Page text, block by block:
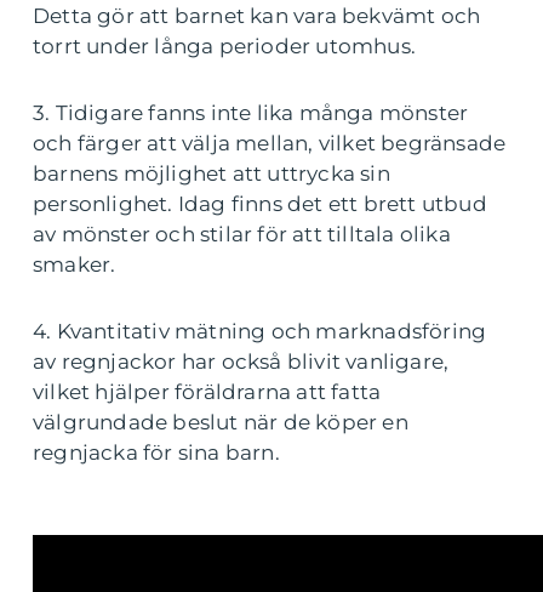
Detta gör att barnet kan vara bekvämt och
torrt under långa perioder utomhus.
3. Tidigare fanns inte lika många mönster
och färger att välja mellan, vilket begränsade
barnens möjlighet att uttrycka sin
personlighet. Idag finns det ett brett utbud
av mönster och stilar för att tilltala olika
smaker.
4. Kvantitativ mätning och marknadsföring
av regnjackor har också blivit vanligare,
vilket hjälper föräldrarna att fatta
välgrundade beslut när de köper en
regnjacka för sina barn.